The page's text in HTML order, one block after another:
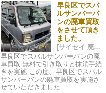
早良区でスバ
ルサンバーバ
ンの廃車買取
をさせて頂き
ました。
[サイセイ 廃車ネット 福岡市] 2024/06/27 00:41
早良区でスバルサンバーバンの廃
車買取 無料で引き取りと抹消手続
きを実施 この度、早良区でスバル
サンバーバンの廃車買取を実施さ
せていただきました…